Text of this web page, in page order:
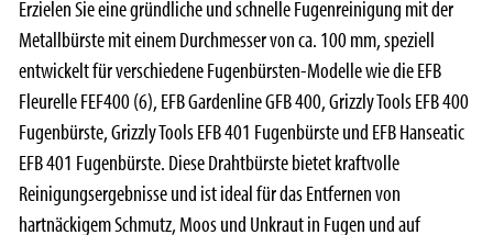
Erzielen Sie eine gründliche und schnelle Fugenreinigung mit der
Metallbürste mit einem Durchmesser von ca. 100 mm, speziell
entwickelt für verschiedene Fugenbürsten-Modelle wie die EFB
Fleurelle FEF400 (6), EFB Gardenline GFB 400, Grizzly Tools EFB 400
Fugenbürste, Grizzly Tools EFB 401 Fugenbürste und EFB Hanseatic
EFB 401 Fugenbürste. Diese Drahtbürste bietet kraftvolle
Reinigungsergebnisse und ist ideal für das Entfernen von
hartnäckigem Schmutz, Moos und Unkraut in Fugen und auf